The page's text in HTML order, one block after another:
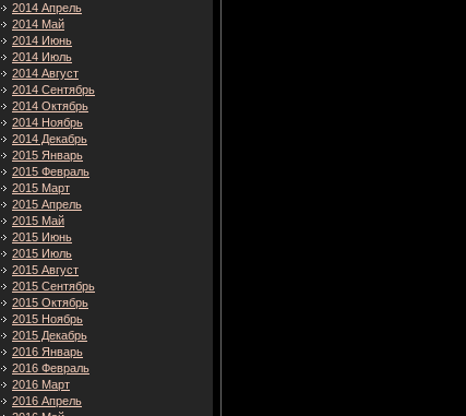
2014 Апрель
2014 Май
2014 Июнь
2014 Июль
2014 Август
2014 Сентябрь
2014 Октябрь
2014 Ноябрь
2014 Декабрь
2015 Январь
2015 Февраль
2015 Март
2015 Апрель
2015 Май
2015 Июнь
2015 Июль
2015 Август
2015 Сентябрь
2015 Октябрь
2015 Ноябрь
2015 Декабрь
2016 Январь
2016 Февраль
2016 Март
2016 Апрель